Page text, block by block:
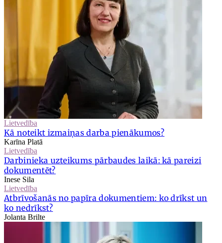
Lietvedība
Kā noteikt izmaiņas darba pienākumos?
Karīna Platā
Lietvedība
Darbinieka uzteikums pārbaudes laikā: kā pareizi
dokumentēt?
Inese Sila
Lietvedība
Atbrīvošanās no papīra dokumentiem: ko drīkst un
ko nedrīkst?
Jolanta Brilte